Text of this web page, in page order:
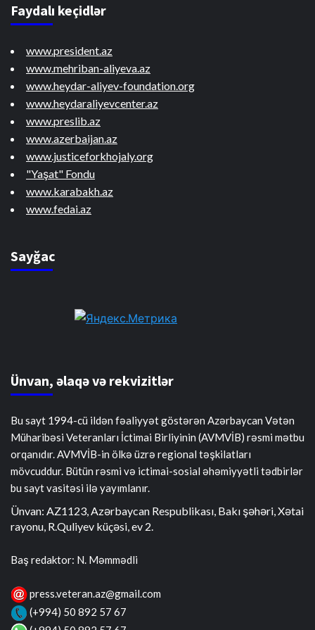
Faydalı keçidlər
www.president.az
www.mehriban-aliyeva.az
www.heydar-aliyev-foundation.org
www.heydaraliyevcenter.az
www.preslib.az
www.azerbaijan.az
www.justiceforkhojaly.org
"Yaşat" Fondu
www.karabakh.az
www.fedai.az
Sayğac
Ünvan, əlaqə və rekvizitlər
Bu sayt 1994-cü ildən fəaliyyət göstərən Azərbaycan Vətən
Müharibəsi Veteranları İctimai Birliyinin (AVMVİB) rəsmi mətbu
orqanıdır. AVMVİB-in ölkə üzrə regional təşkilatları
mövcuddur. Bütün rəsmi və ictimai-sosial əhəmiyyətli tədbirlər
bu sayt vasitəsi ilə yayımlanır.
Ünvan: AZ1123, Azərbaycan Respublikası, Bakı şəhəri, Xətai
rayonu, R.Quliyev küçəsi, ev 2.
Baş redaktor: N. Məmmədli
press.veteran.az@gmail.com
(+994) 50 892 57 67